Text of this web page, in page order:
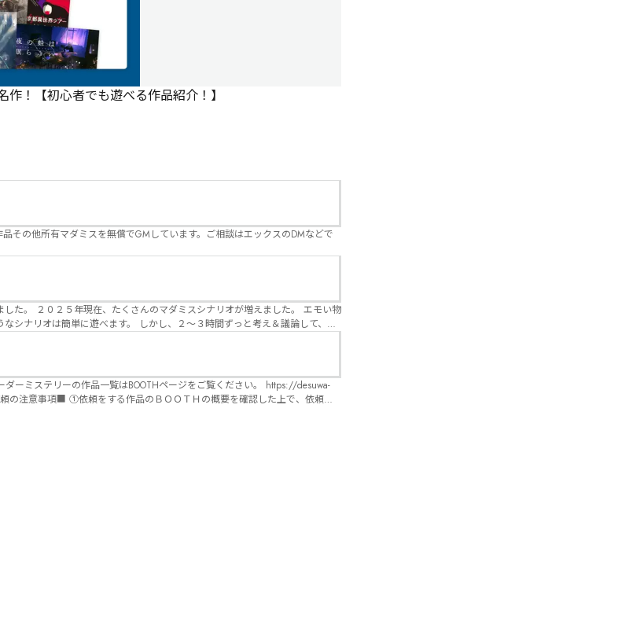
！【初心者でも遊べる作品紹介！】
その他所有マダミスを無償でGMしています。ご相談はエックスのDMなどで
エモい物
、２～３時間ずっと考え＆議論して、見
せんか？ そんな本格推理マダミスをお届けしま
ーの作品一覧はBOOTHページをご覧ください。 https://desuwa-
しむつもりのない方は参加をご